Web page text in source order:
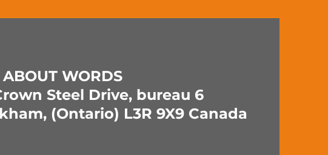
WORDS
Steel Drive, bureau 6
(Ontario) L3R 9X9 Canada